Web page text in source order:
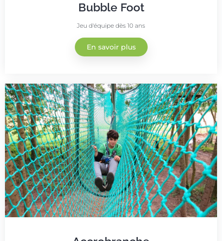
Bubble Foot
Jeu d'équipe dès 10 ans
En savoir plus